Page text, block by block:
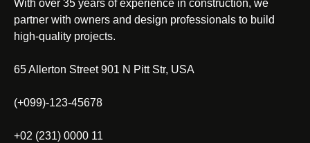
With over 35 years of experience in construction, we
partner with owners and design professionals to build
high-quality projects.
65 Allerton Street 901 N Pitt Str, USA
(+099)-123-45678
+02 (231) 0000 11